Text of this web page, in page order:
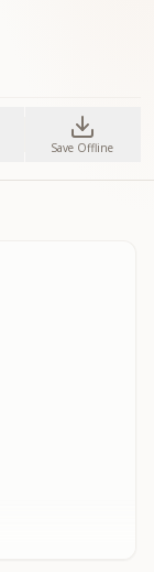
Save Offline